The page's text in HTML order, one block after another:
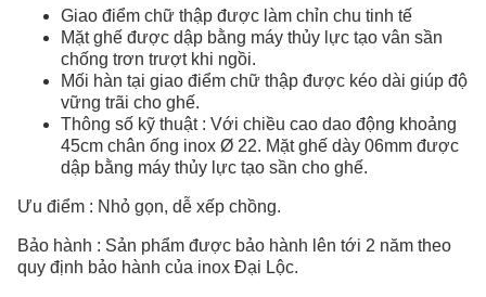
Giao điểm chữ thập được làm chỉn chu tinh tế
Mặt ghế được dập bằng máy thủy lực tạo vân sần
chống trơn trượt khi ngồi.
Mối hàn tại giao điểm chữ thập được kéo dài giúp độ
vững trãi cho ghế.
Thông số kỹ thuật : Với chiều cao dao động khoảng
45cm chân ống inox Ø 22. Mặt ghế dày 06mm được
dập bằng máy thủy lực tạo sần cho ghế.
Ưu điểm : Nhỏ gọn, dễ xếp chồng.
Bảo hành : Sản phẩm được bảo hành lên tới 2 năm theo
quy định bảo hành của inox Đại Lộc.